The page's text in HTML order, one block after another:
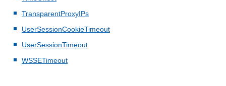
TransparentProxyIPs
UserSessionCookieTimeout
UserSessionTimeout
WSSETimeout